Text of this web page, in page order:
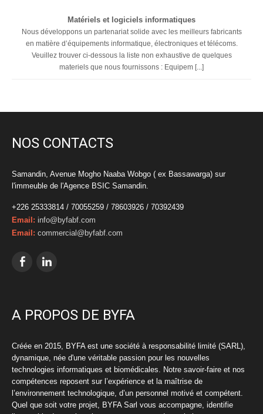
Matériels et logiciels informatiques
Nous développons un partenariat solide avec les meilleurs fabricants
en matière d’équipements informatique, électroniques et télécoms.
Veuillez trouver ci-dessous la liste non exhaustive de quelques
materiels que nous fournissons : Equipem [...]
NOS CONTACTS
Samandin, Avenue Mogho Naaba Wobgo ( ex Bassawarga) sur
l'immeuble de l'Agence BSIC Samandin.
+226 25333814 / 70055259 / 78603926 / 70392439
Email: info@byfabf.com
Email: commercial@byfabf.com
A PROPOS DE BYFA
Créée en 2015, BYFA est une société à responsabilité limité (SARL),
dynamique, née d'une véritable passion pour les nouvelles
technologies informatiques et biomédicales. Notre savoir-faire et nos
compétences reposent sur l’expérience et la maîtrise de
l’environnement technologique, d’un personnel motivé et compétent.
Quel que soit votre projet, BYFA Sarl vous accompagne, identifie